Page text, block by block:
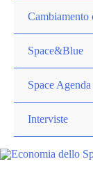
Cambiamento
Space&Blue
Space Agenda
Interviste